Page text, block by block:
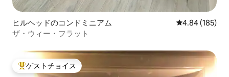
ヒルヘッドのコンドミニアム レビュー185
4.84 (185)
ザ・ウィー・フラット
大好評のゲストチョイスです。
ゲストチョイス